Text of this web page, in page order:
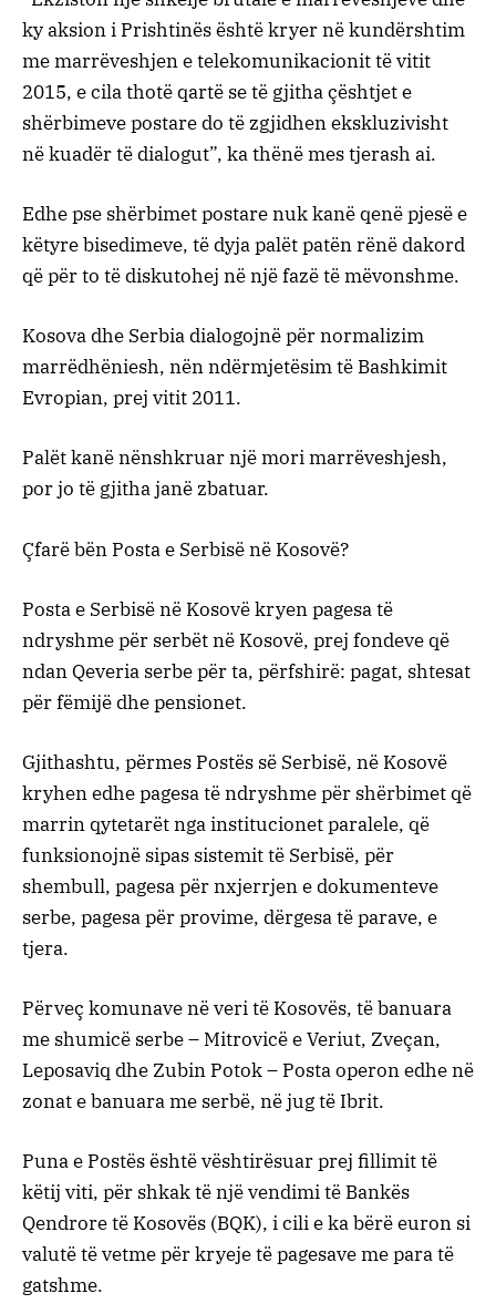
ky aksion i Prishtinës është kryer në kundërshtim
me marrëveshjen e telekomunikacionit të vitit
2015, e cila thotë qartë se të gjitha çështjet e
shërbimeve postare do të zgjidhen ekskluzivisht
në kuadër të dialogut”, ka thënë mes tjerash ai.
Edhe pse shërbimet postare nuk kanë qenë pjesë e
këtyre bisedimeve, të dyja palët patën rënë dakord
që për to të diskutohej në një fazë të mëvonshme.
Kosova dhe Serbia dialogojnë për normalizim
marrëdhëniesh, nën ndërmjetësim të Bashkimit
Evropian, prej vitit 2011.
Palët kanë nënshkruar një mori marrëveshjesh,
por jo të gjitha janë zbatuar.
Çfarë bën Posta e Serbisë në Kosovë?
Posta e Serbisë në Kosovë kryen pagesa të
ndryshme për serbët në Kosovë, prej fondeve që
ndan Qeveria serbe për ta, përfshirë: pagat, shtesat
për fëmijë dhe pensionet.
Gjithashtu, përmes Postës së Serbisë, në Kosovë
kryhen edhe pagesa të ndryshme për shërbimet që
marrin qytetarët nga institucionet paralele, që
funksionojnë sipas sistemit të Serbisë, për
shembull, pagesa për nxjerrjen e dokumenteve
serbe, pagesa për provime, dërgesa të parave, e
tjera.
Përveç komunave në veri të Kosovës, të banuara
me shumicë serbe – Mitrovicë e Veriut, Zveçan,
Leposaviq dhe Zubin Potok – Posta operon edhe në
zonat e banuara me serbë, në jug të Ibrit.
Puna e Postës është vështirësuar prej fillimit të
këtij viti, për shkak të një vendimi të Bankës
Qendrore të Kosovës (BQK), i cili e ka bërë euron si
valutë të vetme për kryeje të pagesave me para të
gatshme.